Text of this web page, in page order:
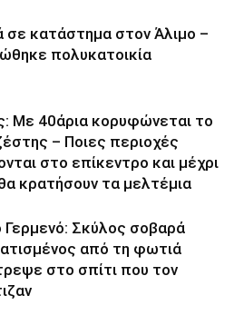
σε κατάστημα στον Άλιμο –
πολυκατοικία
Με 40άρια κορυφώνεται το
– Ποιες περιοχές
στο επίκεντρο και μέχρι
κρατήσουν τα μελτέμια
Γερμενό: Σκύλος σοβαρά
από τη φωτιά
στο σπίτι που τον